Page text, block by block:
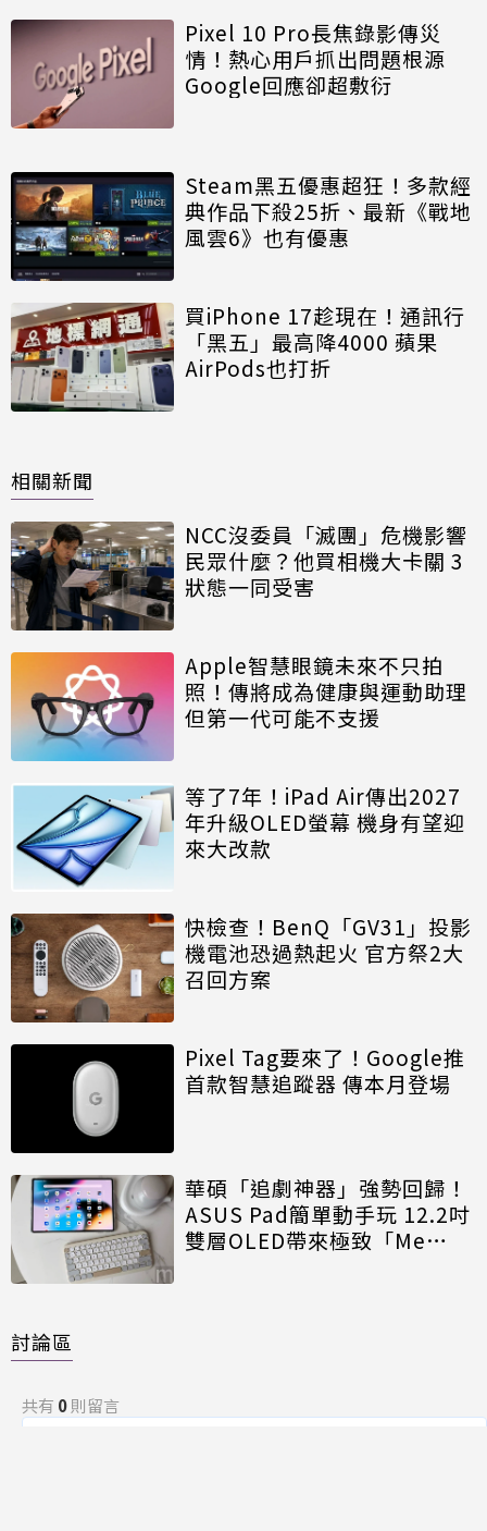
Pixel 10 Pro長焦錄影傳災
情！熱心用戶抓出問題根源
Google回應卻超敷衍
Steam黑五優惠超狂！多款經
典作品下殺25折、最新《戰地
風雲6》也有優惠
買iPhone 17趁現在！通訊行
「黑五」最高降4000 蘋果
AirPods也打折
相關新聞
NCC沒委員「滅團」危機影響
民眾什麼？他買相機大卡關 3
狀態一同受害
Apple智慧眼鏡未來不只拍
照！傳將成為健康與運動助理
但第一代可能不支援
等了7年！iPad Air傳出2027
年升級OLED螢幕 機身有望迎
來大改款
快檢查！BenQ「GV31」投影
機電池恐過熱起火 官方祭2大
召回方案
Pixel Tag要來了！Google推
首款智慧追蹤器 傳本月登場
華碩「追劇神器」強勢回歸！
ASUS Pad簡單動手玩 12.2吋
雙層OLED帶來極致「Me
討論區
共有 0則留言